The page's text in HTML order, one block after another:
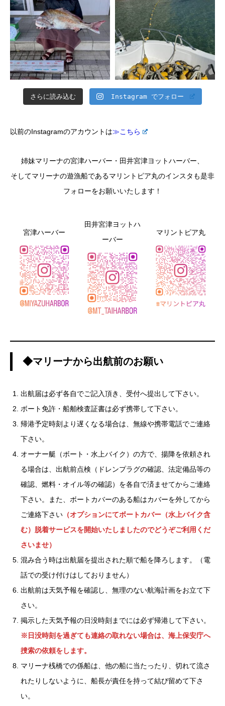
さらに読み込む Instagram でフォロー
以前のInstagramのアカウントは≫こちら
姉妹マリーナの宮津ハーバー・田井宮津ヨットハーバー、
そしてマリーナの遊漁船であるマリントピア丸のインスタも是非
フォローをお願いいたします！
宮津ハーバー
田井宮津ヨットハ
ーバー
マリントピア丸
◆マリーナから出航前のお願い
出航届は必ず各自でご記入頂き、受付へ提出して下さい。
ボート免許・船舶検査証書は必ず携帯して下さい。
帰港予定時刻より遅くなる場合は、無線や携帯電話でご連絡
下さい。
オーナー艇（ボート・水上バイク）の方で、揚降を依頼され
る場合は、出航前点検（ドレンプラグの確認、法定備品等の
確認、燃料・オイル等の確認）を各自で済ませてからご連絡
下さい。また、ボートカバーのある船はカバーを外してから
ご連絡下さい （オプションにてボートカバー（水上バイク含
む）脱着サービスを開始いたしましたのでどうぞご利用くだ
さいませ）
混み合う時は出航届を提出された順で船を降ろします。（電
話での受け付けはしておりません）
出航前は天気予報を確認し、無理のない航海計画をお立て下
さい。
掲示した天気予報の日没時刻までには必ず帰港して下さい。
※日没時刻を過ぎても連絡の取れない場合は、海上保安庁へ
捜索の依頼をします。
マリーナ桟橋での係船は、他の船に当たったり、切れて流さ
れたりしないように、船長が責任を持って結び留めて下さ
い。